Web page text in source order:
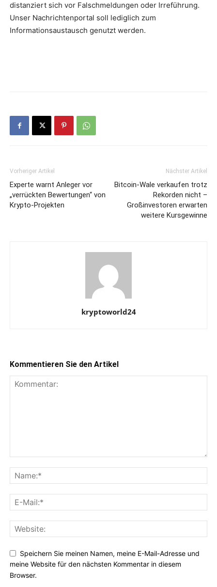
distanziert sich vor Falschmeldungen oder Irreführung.
Unser Nachrichtenportal soll lediglich zum
Informationsaustausch genutzt werden.
Vorheriger Artikel
Experte warnt Anleger vor
„verrückten Bewertungen“ von
Krypto-Projekten
Nächster Artikel
Bitcoin-Wale verkaufen trotz
Rekorden nicht –
Großinvestoren erwarten
weitere Kursgewinne
kryptoworld24
Kommentieren Sie den Artikel
Speichern Sie meinen Namen, meine E-Mail-Adresse und
meine Website für den nächsten Kommentar in diesem
Browser.